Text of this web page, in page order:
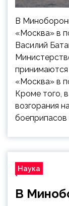
В
«Москва» в
Василий
«Москва» в
Кроме того,
возгорания
боеприпасов
Наука
В